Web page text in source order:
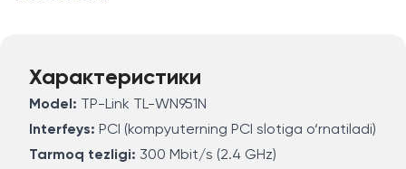
tezkor ishlashni ta'minlaydi. TP-Link TL-WN951N o‘zining
qulay o‘rnatilishi va ishonchli ishlash xususiyatlari bilan
Характеристики
Model: TP-Link TL-WN951N
Interfeys: PCI (kompyuterning PCI slotiga o‘rnatiladi)
Tarmoq tezligi: 300 Mbit/s (2.4 GHz)